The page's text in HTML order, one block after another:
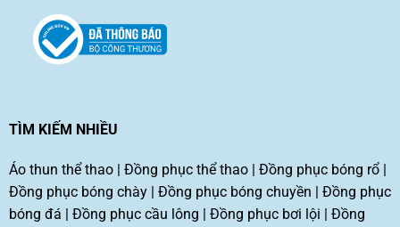
TÌM KIẾM NHIỀU
Áo thun thể thao| Đồng phục thể thao| Đồng phục bóng rổ|
Đồng phục bóng chày| Đồng phục bóng chuyền
Đồng phục
bóng đá
Đồng phục cầu lông Đồng phục bơi lội Đồng